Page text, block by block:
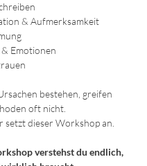
& Aufmerksamkeit
Emotionen
bestehen, greifen
oft nicht.
setzt dieser Workshop an.
verstehst du endlich,